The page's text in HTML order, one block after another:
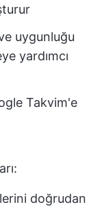
uygunluğu
yardımcı
Takvim'e
doğrudan